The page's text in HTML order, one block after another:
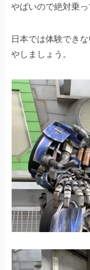
やばいので絶対乗っ
日本では体験でき
やしましょう。